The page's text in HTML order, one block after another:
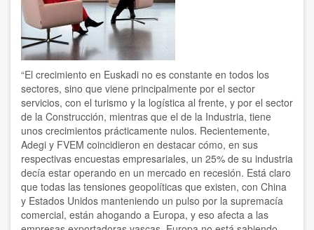
en
el
ámbito
de
la
formación
y
el
empleo
“El crecimiento en Euskadi no es constante en todos los
sectores, sino que viene principalmente por el sector
servicios, con el turismo y la logística al frente, y por el sector
de la Construcción, mientras que el de la Industria, tiene
unos crecimientos prácticamente nulos. Recientemente,
Adegi y FVEM coincidieron en destacar cómo, en sus
respectivas encuestas empresariales, un 25% de su industria
decía estar operando en un mercado en recesión. Está claro
que todas las tensiones geopolíticas que existen, con China
y Estados Unidos manteniendo un pulso por la supremacía
comercial, están ahogando a Europa, y eso afecta a las